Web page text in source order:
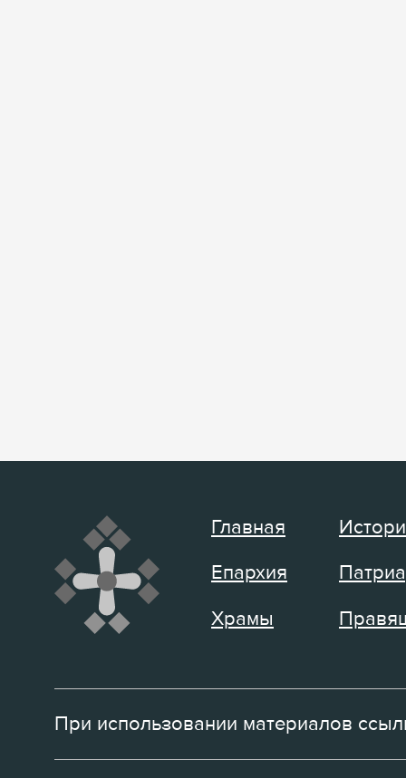
Главная
Епархия
Храмы
При использовании материалов